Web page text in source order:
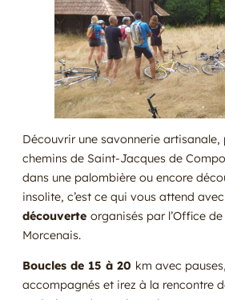
Découvrir une savonnerie artisanale,
chemins de Saint-Jacques de
dans une palombière ou encore
insolite, c’est ce qui vous attend
découverte organisés par l’Office
Morcenais.
Boucles de 15 à 20 km avec
accompagnés et irez à la rencontre